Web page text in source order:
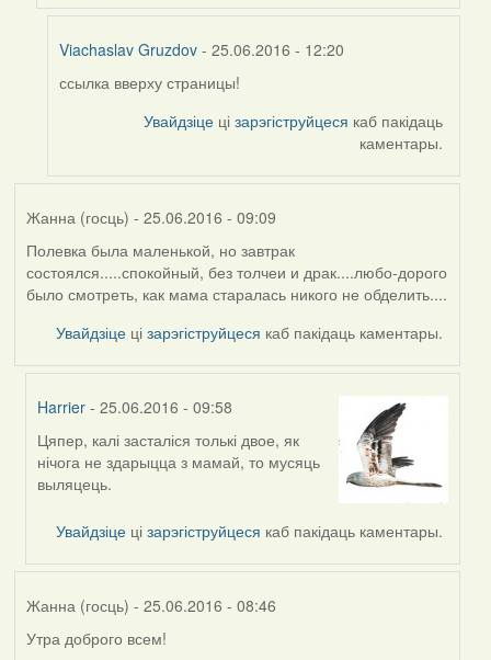
by
Gruzdov
Viachaslav Gruzdov- 25.06.2016 - 12:20
In
CIS
ссылка вверху страницы!
Увайдзіце цізарэгіструйцеся каб пакідаць
каментары.
Жанна (госць) - 25.06.2016 - 09:09
Полевка была маленькой, но завтрак
состоялся.....спокойный, без толчеи и драк....любо-дорого
было смотреть, как мама старалась никого не обделить....
Увайдзіце цізарэгіструйцеся каб пакідаць каментары.
Harrier - 25.06.2016 - 09:58
In
reply
to
Жанна
(госць)
Цяпер, калі засталіся толькі двое, як
нічога не здарыцца з мамай, то мусяць
выляцець.
Увайдзіце цізарэгіструйцеся каб пакідаць каментары.
Жанна (госць) - 25.06.2016 - 08:46
Утра доброго всем!